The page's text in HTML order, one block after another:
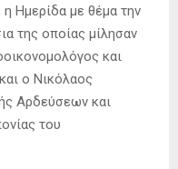
Ημερίδα με θέμα την
της οποίας μίλησαν
και
ο Νικόλαος
Αρδεύσεων και
του